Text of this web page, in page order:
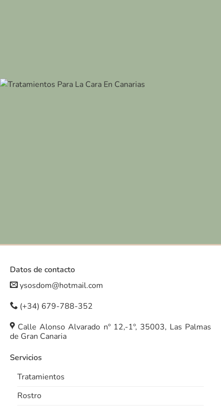
Datos de contacto
ysosdom@hotmail.com
(+34) 679-788-352
Calle Alonso Alvarado nº 12,-1º, 35003, Las Palmas
de Gran Canaria
Servicios
Tratamientos
Rostro